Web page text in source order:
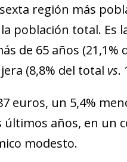
región más
población total. Es
de 65 años
(8,8% del total vs.
euros, un 5,4%
años, en un
modesto.